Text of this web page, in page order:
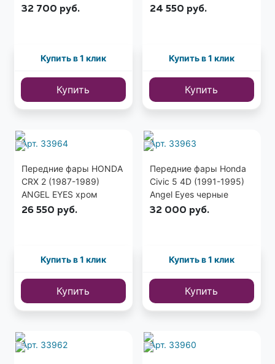
черные
32 700 руб.
Купить в 1 клик
Купить
24 550 руб.
Купить в 1 клик
Купить
Арт. 33964
Передние фары HONDA
CRX 2 (1987-1989)
ANGEL EYES хром
26 550 руб.
Купить в 1 клик
Купить
Арт. 33963
Передние фары Honda
Civic 5 4D (1991-1995)
Angel Eyes черные
32 000 руб.
Купить в 1 клик
Купить
Арт. 33962 Арт. 33960